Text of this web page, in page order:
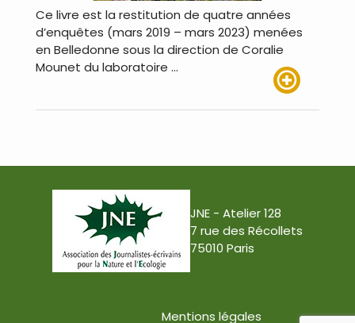
Ce livre est la restitution de quatre années
d’enquêtes (mars 2019 – mars 2023) menées
en Belledonne sous la direction de Coralie
Mounet du laboratoire …
JNE - Atelier 128
7 rue des Récollets
75010 Paris
Mentions légales